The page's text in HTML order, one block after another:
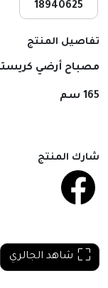
18940625
تفاصيل المنتج
مصباح أرضي
165 سم
شارك المنتج
شاهد الجالري